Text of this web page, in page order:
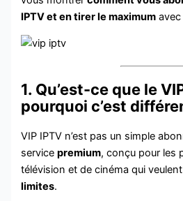
IPTV et en tirer le maximum avec
1. Qu’est-ce que le
pourquoi c’est
VIP IPTV n’est pas un simple
servicepremium, conçu pour les
télévision et de cinéma qui
limites.